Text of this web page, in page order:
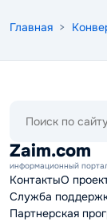
Главная >
сайту
Zaim.com
информационный
КонтактыО
Служба
Партнерская